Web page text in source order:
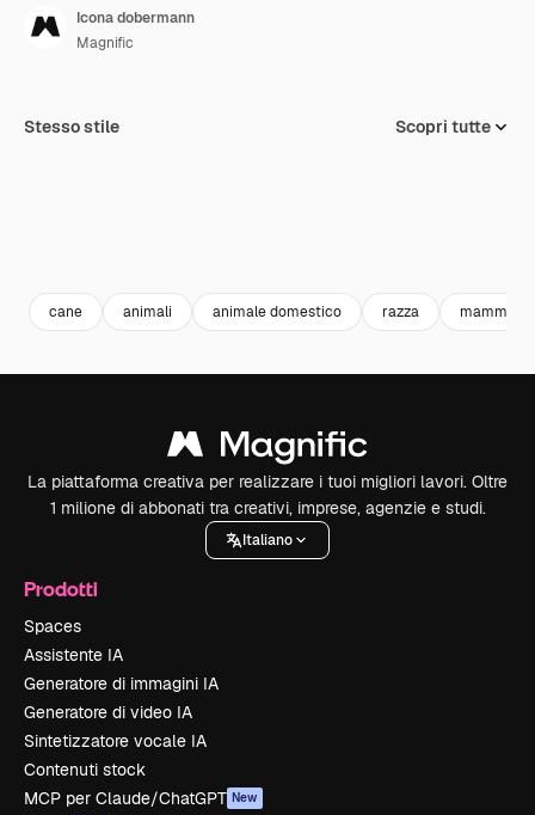
Icona dobermann
Magnific
Stesso stile Scopri tutte
cane animali animale domestico razza
La piattaforma creativa per realizzare i tuoi migliori lavori. Oltre
1 milione di abbonati tra creativi, imprese, agenzie e studi.
Italiano
Prodotti
Spaces
Assistente IA
Generatore di immagini IA
Generatore di video IA
Sintetizzatore vocale IA
Contenuti stock
MCP per Claude/ChatGPT New